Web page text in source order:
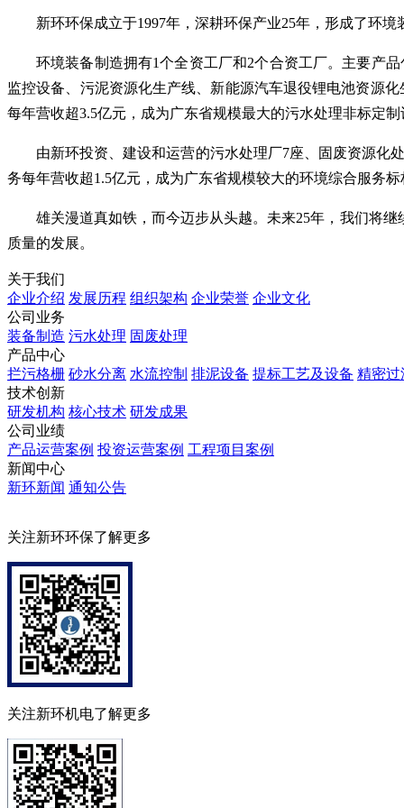
新环环保成立于1997年，深耕环保产业25年，形成了环
环境装备制造拥有1个全资工厂和2个合资工厂。主要产
监控设备、污泥资源化生产线、新能源汽车退役锂电池资源
每年营收超3.5亿元，成为广东省规模最大的污水处理非标定
由新环投资、建设和运营的污水处理厂7座、固废资源化
务每年营收超1.5亿元，成为广东省规模较大的环境综合服务
雄关漫道真如铁，而今迈步从头越。未来25年，我们将
质量的发展。
关于我们
企业介绍 发展历程 组织架构 企业荣誉 企业文化
公司业务
装备制造 污水处理 固废处理
产品中心
拦污格栅 砂水分离 水流控制 排泥设备 提标工艺及设备 精密过
技术创新
研发机构 核心技术 研发成果
公司业绩
产品运营案例 投资运营案例 工程项目案例
新闻中心
新环新闻 通知公告
关注新环环保了解更多
关注新环机电了解更多